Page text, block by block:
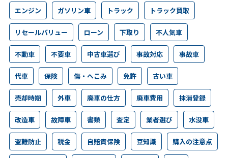
エンジン ガソリン車 トラック トラック買取
リセールバリュー ローン 下取り 不人気車
不動車 不要車 中古車選び 事故対応 事故車
代車 保険 傷・へこみ 免許 古い車
売却時期 外車 廃車の仕方 廃車費用 抹消登録
改造車 故障車 書類 査定 業者選び 水没車
盗難防止 税金 自賠責保険 豆知識 購入の注意点